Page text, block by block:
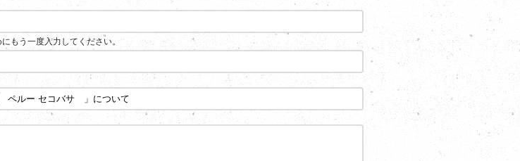
もう一度入力してください。